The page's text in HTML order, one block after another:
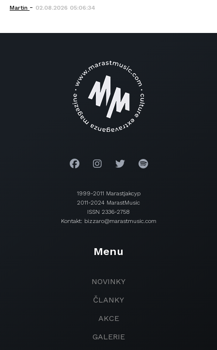
Martin - 02.08.2026 05:06:34
1999-2011 Marastjakcyp
2011-2024 MarastMusic
ISSN 2336-2758
Kontakt: bizzaro@marastmusic.com
Menu
NOVINKY
ČLANKY
AKCE
GALERIE